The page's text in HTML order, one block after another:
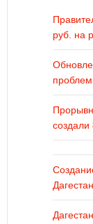
руб. на